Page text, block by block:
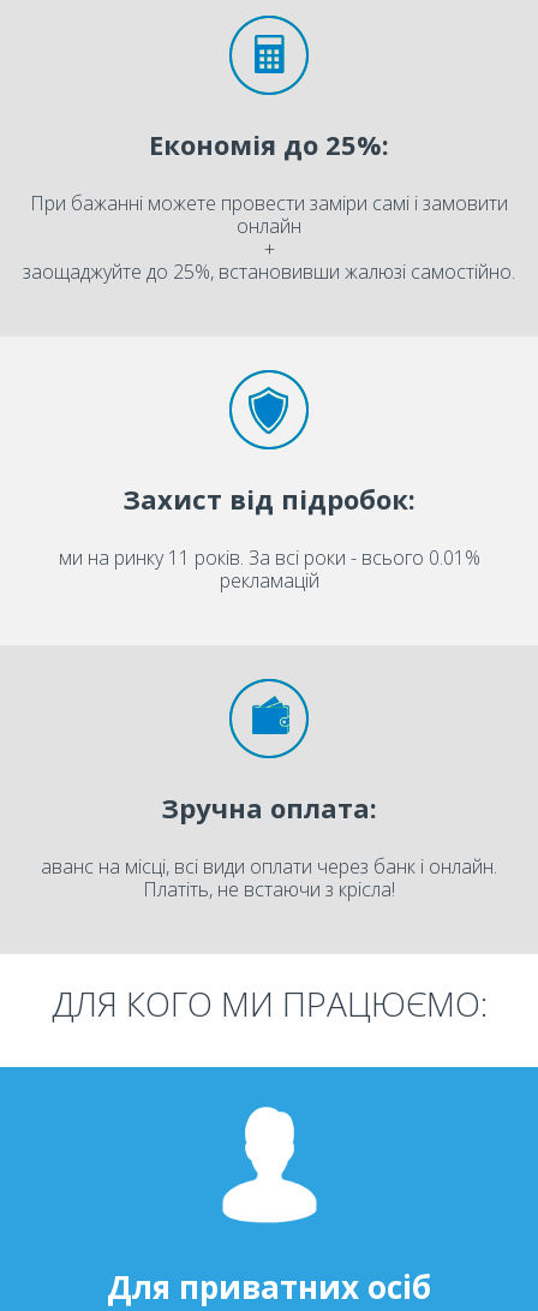
Економія до 25%:
При бажанні можете провести заміри самі і замовити
онлайн
+
заощаджуйте до 25%, встановивши жалюзі самостійно.
Захист від підробок:
ми на ринку 11 років. За всі роки - всього 0.01%
рекламацій
Зручна оплата:
аванс на місці, всі види оплати через банк і онлайн.
Платіть, не встаючи з крісла!
ДЛЯ КОГО МИ ПРАЦЮЄМО:
Для приватних осіб